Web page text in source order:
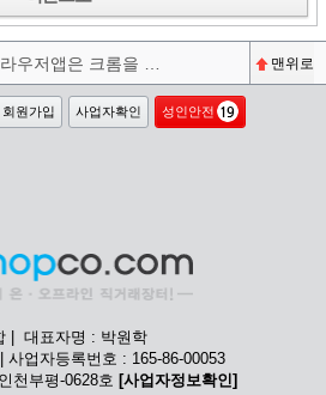
맨위로
회원가입 사업자확인 성인안전
| 대표자명 : 박원학
업자등록번호 : 165-86-00053
천부평-0628호 [사업자정보확인]